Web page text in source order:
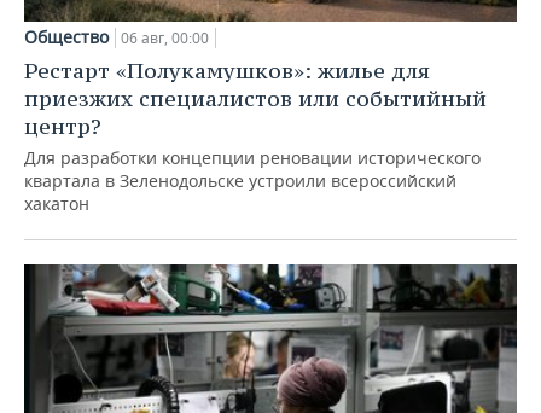
Общество 06 авг, 00:00
Рестарт «Полукамушков»: жилье для
приезжих специалистов или событийный
центр?
Для разработки концепции реновации исторического
квартала в Зеленодольске устроили всероссийский
хакатон